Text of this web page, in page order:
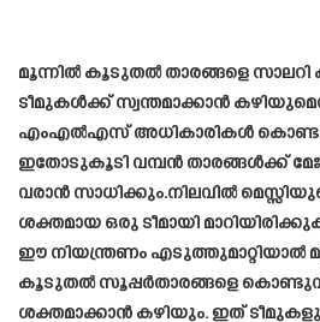
മൂന്നിൽ കൂടുതൽ താരങ്ങളെ സാലറി
ടീമുകൾക്ക് സ്വന്തമാക്കാൻ
എംഎൽഎസ് അധികാരികൾ
ഇതോടുകൂടി വമ്പൻ താരങ്ങൾക്ക്
വരാൻ സാധിക്കും.നിലവിൽ
ശക്തമായ ഒരു ടീമായി
ഈ നിയന്ത്രണം എടുത്തുമാറ്റിയാൽ
കൂടുതൽ സൂപ്പർതാരങ്ങളെ
ശക്തമാക്കാൻ കഴിയും. ഇത്